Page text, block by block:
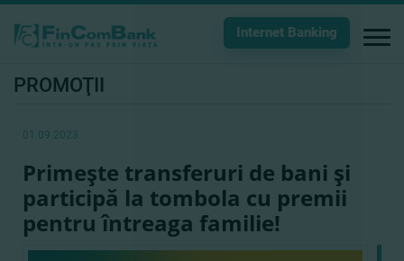
Internet Banking
PROMOŢII
01.09.2023
Primeşte transferuri de bani şi
participă la tombola cu premii
pentru întreaga familie!